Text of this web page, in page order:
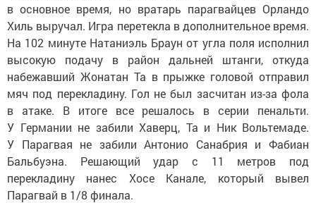
в основное время, но вратарь парагвайцев Орландо
Хиль выручал. Игра перетекла в дополнительное время.
На 102 минуте Натаниэль Браун от угла поля исполнил
высокую подачу в
район дальней штанги, откуда
набежавший Жонатан Та в прыжке головой отправил
мяч под перекладину. Гол не был засчитан из-за фола
в атаке. В итоге все решалось в серии пенальти.
У Германии не забили Хаверц, Та и Ник Вольтемаде.
У Парагвая не забили Антонио Санабрия и Фабиан
Бальбуэна. Решающий удар с
11
метров под
перекладину нанес Хосе Канале, который вывел
Парагвай в 1/8 финала.